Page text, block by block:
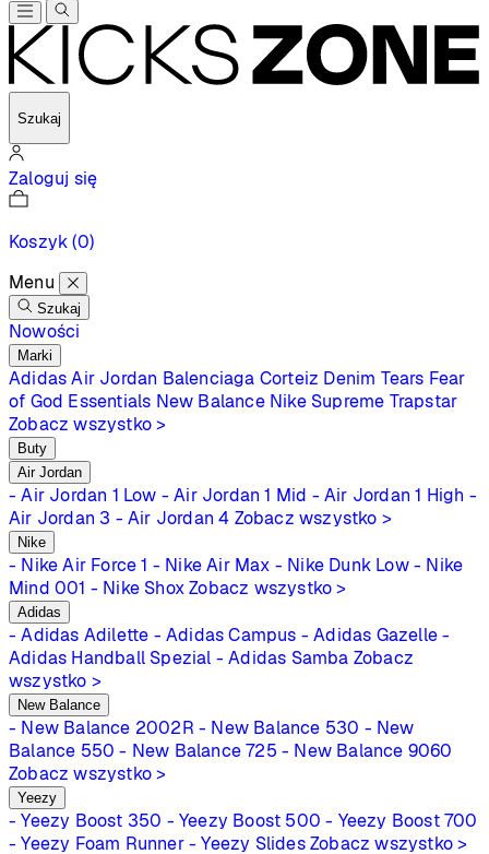
Szukaj
Zaloguj się
Koszyk(0)
Menu
Szukaj
Nowości
Marki
Adidas Air Jordan Balenciaga Corteiz Denim Tears Fear
of God Essentials New Balance Nike Supreme Trapstar
Zobacz wszystko >
Buty
Air Jordan
- Air Jordan 1 Low - Air Jordan 1 Mid - Air Jordan 1 High -
Air Jordan 3 - Air Jordan 4 Zobacz wszystko >
Nike
- Nike Air Force 1 - Nike Air Max - Nike Dunk Low - Nike
Mind 001 - Nike Shox Zobacz wszystko >
Adidas
- Adidas Adilette - Adidas Campus - Adidas Gazelle -
Adidas Handball Spezial - Adidas Samba Zobacz
wszystko >
New Balance
- New Balance 2002R - New Balance 530 - New
Balance 550 - New Balance 725 - New Balance 9060
Zobacz wszystko >
Yeezy
- Yeezy Boost 350 - Yeezy Boost 500 - Yeezy Boost 700
- Yeezy Foam Runner - Yeezy Slides Zobacz wszystko >